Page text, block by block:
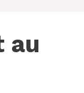
au